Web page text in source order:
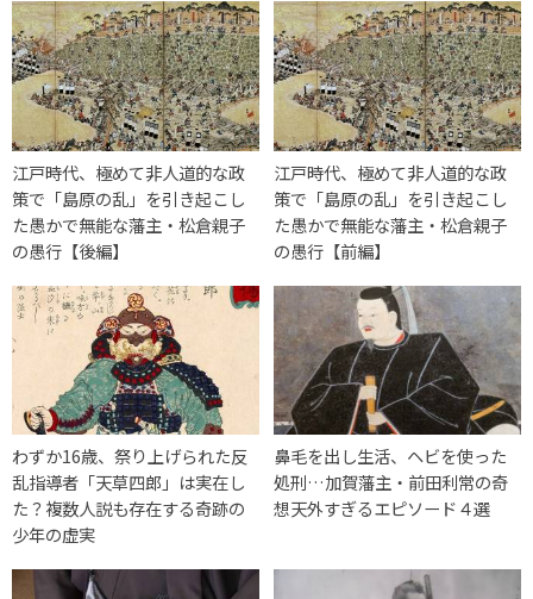
江戸時代、極めて非人道的な政
策で「島原の乱」を引き起こし
た愚かで無能な藩主・松倉親子
の愚行【後編】
江戸時代、極めて非人道的な政
策で「島原の乱」を引き起こし
た愚かで無能な藩主・松倉親子
の愚行【前編】
わずか16歳、祭り上げられた反
乱指導者「天草四郎」は実在し
た？複数人説も存在する奇跡の
少年の虚実
鼻毛を出し生活、ヘビを使った
処刑…加賀藩主・前田利常の奇
想天外すぎるエピソード４選